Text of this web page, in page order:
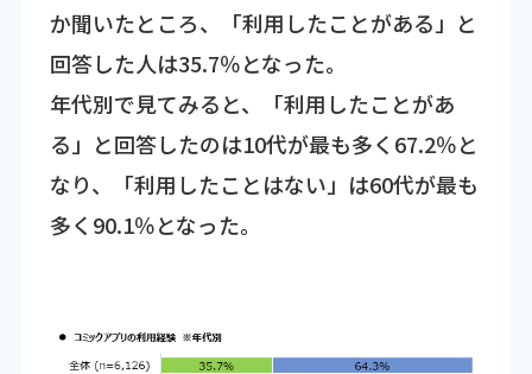
か聞いたところ、「利用したことがある」と
回答した人は35.7％となった。
年代別で見てみると、「利用したことがあ
る」と回答したのは10代が最も多く67.2％と
なり、「利用したことはない」は60代が最も
多く90.1％となった。